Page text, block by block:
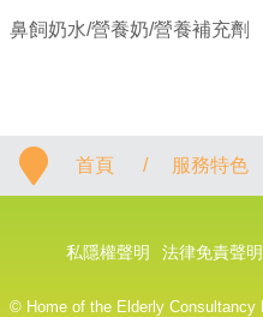
鼻飼奶水/營養奶/營養補充劑
首頁 / 服務特色
私隱權聲明 法律免責聲明
© Home of the Elderly Consultancy